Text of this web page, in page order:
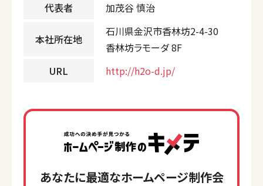
代表者
加茂谷 慎治
本社所在地
石川県金沢市香林坊2-4-30
香林坊ラモーダ 8F
URL
http://h2o-d.jp/
あなたに最適なホームページ制作会